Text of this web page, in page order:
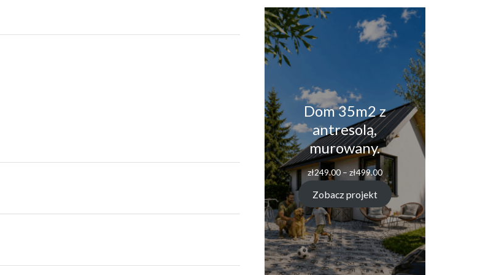
Dom 35m2 z
antresolą,
murowany.
zł249.00 – zł499.00
Zobacz projekt